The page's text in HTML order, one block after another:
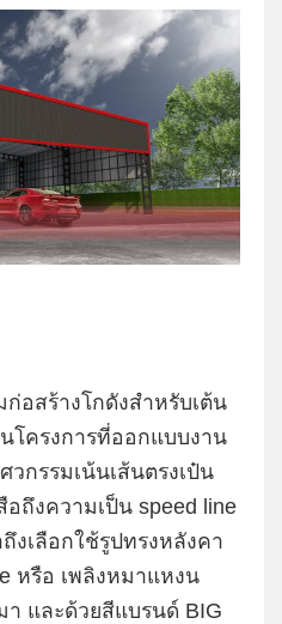
อสร้างโกดังสำหรับเต้น
โครงการที่ออกแบบงาน
กรรมเน้นเส้นตรงเป๋น
ถึงความเป็น speed line
งเลือกใช้รูปทรงหลังคา
หรือ เพลิงหมาแหงน
า และด้วยสีแบรนด์ BIG